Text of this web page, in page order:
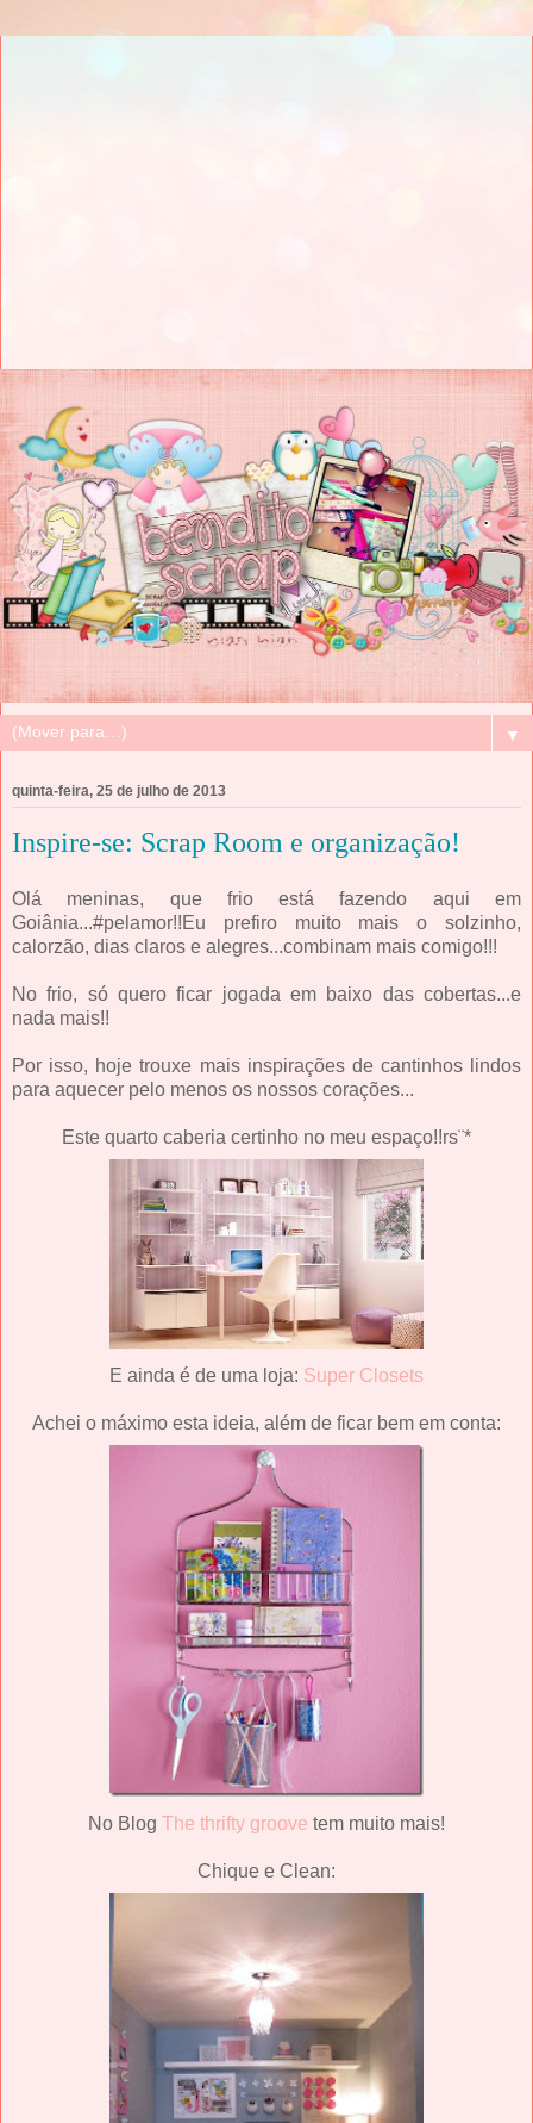
▼
quinta-feira, 25 de julho de 2013
Inspire-se: Scrap Room e organização!
Olá meninas, que frio está fazendo aqui em
Goiânia...#pelamor!!Eu prefiro muito mais o solzinho,
calorzão, dias claros e alegres...combinam mais comigo!!!
No frio, só quero ficar jogada em baixo das cobertas...e
nada mais!!
Por isso, hoje trouxe mais inspirações de cantinhos lindos
para aquecer pelo menos os nossos corações...
Este quarto caberia certinho no meu espaço!!rs¨*
E ainda é de uma loja: Super Closets
Achei o máximo esta ideia, além de ficar bem em conta:
No Blog The thrifty groove tem muito mais!
Chique e Clean: